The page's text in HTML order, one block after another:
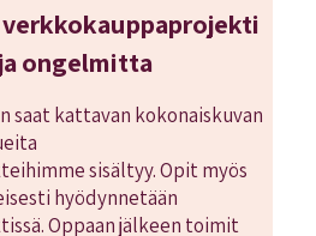
ongelmitta
saat kattavan kokonaiskuvan
sisältyy. Opit myös
hyödynnetään
Oppaan jälkeen toimit